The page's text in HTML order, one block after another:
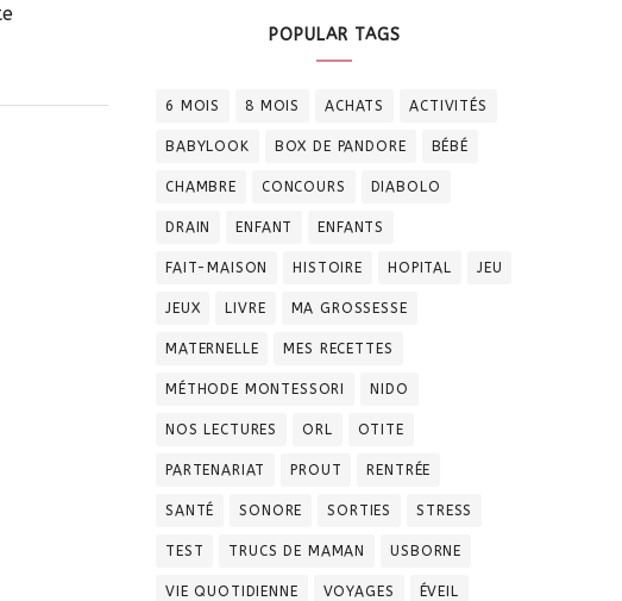
POPULAR TAGS
6 MOIS 8 MOIS ACHATS ACTIVITÉS
BABYLOOK BOX DE PANDORE BÉBÉ
CHAMBRE CONCOURS DIABOLO
DRAIN ENFANT ENFANTS
FAIT-MAISON HISTOIRE HOPITAL JEU
JEUX LIVRE MA GROSSESSE
MATERNELLE MES RECETTES
MÉTHODE MONTESSORI NIDO
NOS LECTURES ORL OTITE
PARTENARIAT PROUT RENTRÉE
SANTÉ SONORE SORTIES STRESS
TEST TRUCS DE MAMAN USBORNE
VIE QUOTIDIENNE VOYAGES ÉVEIL